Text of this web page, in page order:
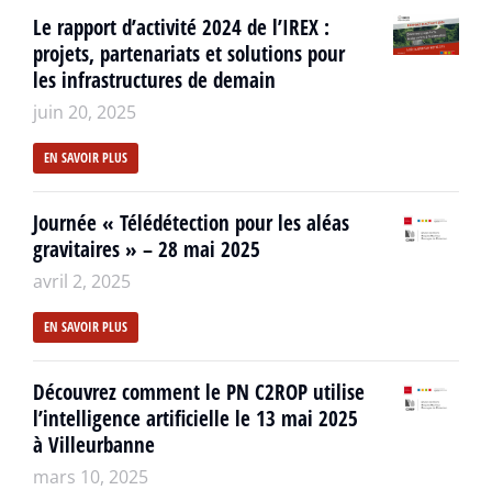
Le rapport d’activité 2024 de l’IREX :
projets, partenariats et solutions pour
les infrastructures de demain
juin 20, 2025
EN SAVOIR PLUS
Journée « Télédétection pour les aléas
gravitaires » – 28 mai 2025
avril 2, 2025
EN SAVOIR PLUS
Découvrez comment le PN C2ROP utilise
l’intelligence artificielle le 13 mai 2025
à Villeurbanne
mars 10, 2025